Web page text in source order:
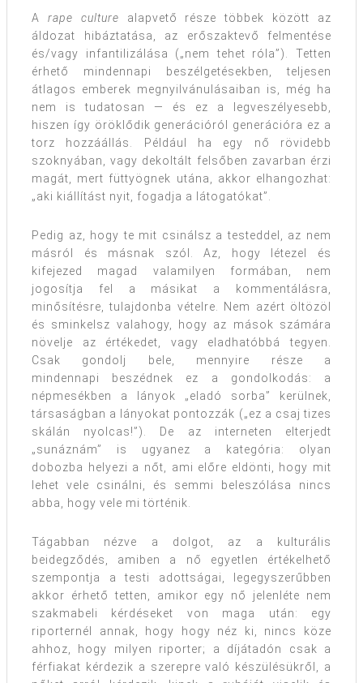
A rape culture alapvető része többek között az
áldozat hibáztatása, az erőszaktevő felmentése
és/vagy infantilizálása („nem tehet róla”). Tetten
érhető mindennapi beszélgetésekben, teljesen
átlagos emberek megnyilvánulásaiban is, még ha
nem is tudatosan — és ez a legveszélyesebb,
hiszen így öröklődik generációról generációra ez a
torz hozzáállás. Például ha egy nő rövidebb
szoknyában, vagy dekoltált felsőben zavarban érzi
magát, mert füttyögnek utána, akkor elhangozhat:
„aki kiállítást nyit, fogadja a látogatókat”.
Pedig az, hogy te mit csinálsz a testeddel, az nem
másról és másnak szól. Az, hogy létezel és
kifejezed magad valamilyen formában, nem
jogosítja fel a másikat a kommentálásra,
minősítésre, tulajdonba vételre. Nem azért öltözöl
és sminkelsz valahogy, hogy az mások számára
növelje az értékedet, vagy eladhatóbbá tegyen.
Csak gondolj bele, mennyire része a
mindennapi beszédnek ez a gondolkodás: a
népmesékben a lányok „eladó sorba” kerülnek,
társaságban a lányokat pontozzák („ez a csaj tizes
skálán nyolcas!”). De az interneten elterjedt
„sunáznám” is ugyanez a kategória: olyan
dobozba helyezi a nőt, ami előre eldönti, hogy mit
lehet vele csinálni, és semmi beleszólása nincs
abba, hogy vele mi történik.
Tágabban nézve a dolgot, az a kulturális
beidegződés, amiben a nő egyetlen értékelhető
szempontja a testi adottságai, legegyszerűbben
akkor érhető tetten, amikor egy nő jelenléte nem
szakmabeli kérdéseket von maga után: egy
riporternél annak, hogy hogy néz ki, nincs köze
ahhoz, hogy milyen riporter; a díjátadón csak a
férfiakat kérdezik a szerepre való készülésükről, a